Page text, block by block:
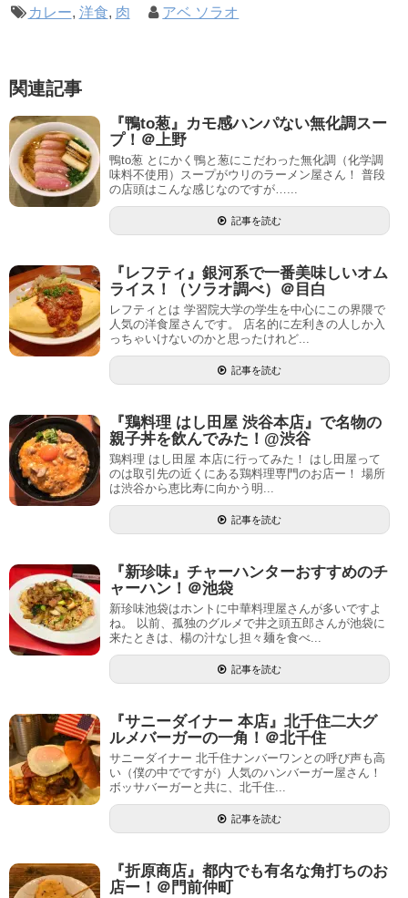
カレー, 洋食, 肉 アベ ソラオ
関連記事
『鴨to葱』カモ感ハンパない無化調スー
プ！＠上野
鴨to葱 とにかく鴨と葱にこだわった無化調（化学調
味料不使用）スープがウリのラーメン屋さん！ 普段
の店頭はこんな感じなのですが…...
記事を読む
『レフティ』銀河系で一番美味しいオム
ライス！（ソラオ調べ）＠目白
レフティとは 学習院大学の学生を中心にこの界隈で
人気の洋食屋さんです。 店名的に左利きの人しか入
っちゃいけないのかと思ったけれど...
記事を読む
『鶏料理 はし田屋 渋谷本店』で名物の
親子丼を飲んでみた！@渋谷
鶏料理 はし田屋 本店に行ってみた！ はし田屋って
のは取引先の近くにある鶏料理専門のお店ー！ 場所
は渋谷から恵比寿に向かう明...
記事を読む
『新珍味』チャーハンターおすすめのチ
ャーハン！＠池袋
新珍味池袋はホントに中華料理屋さんが多いですよ
ね。 以前、孤独のグルメで井之頭五郎さんが池袋に
来たときは、楊の汁なし担々麺を食べ...
記事を読む
『サニーダイナー 本店』北千住二大グ
ルメバーガーの一角！＠北千住
サニーダイナー 北千住ナンバーワンとの呼び声も高
い（僕の中でですが）人気のハンバーガー屋さん！
ボッサバーガーと共に、北千住...
記事を読む
『折原商店』都内でも有名な角打ちのお
店ー！＠門前仲町